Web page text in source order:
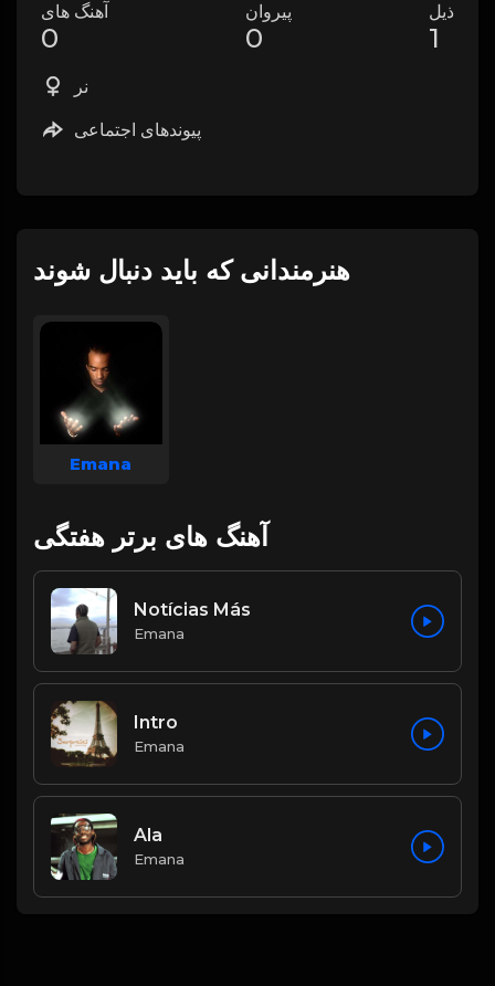
آهنگ های
0
پیروان
0
ذیل
1
نر
پیوندهای اجتماعی
هنرمندانی که باید دنبال شوند
Emana
آهنگ های برتر هفتگی
Notícias Más
Emana
Intro
Emana
Ala
Emana